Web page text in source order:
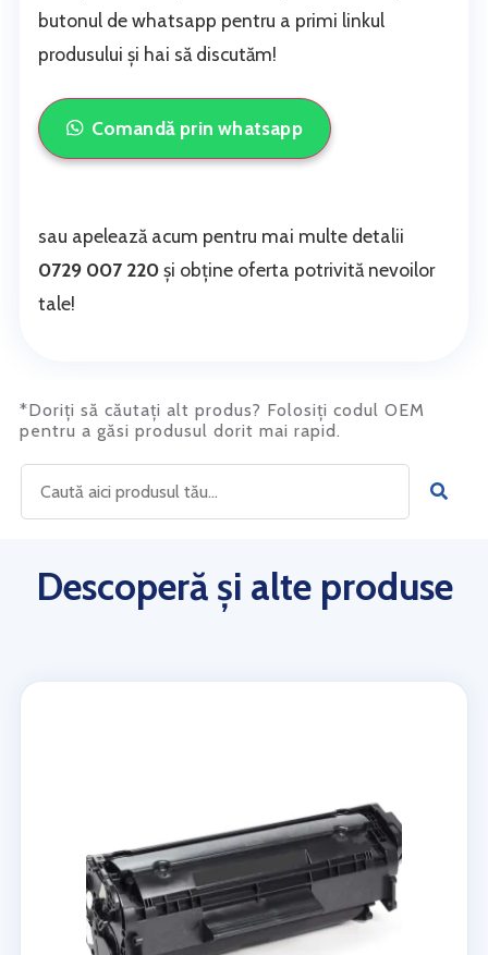
butonul de whatsapp pentru a primi linkul
produsului și hai să discutăm!
Comandă prin whatsapp
sau apelează acum pentru mai multe detalii
0729 007 220și obține oferta potrivită nevoilor
tale!
*Doriți să căutați alt produs? Folosiți codul OEM
pentru a găsi produsul dorit mai rapid.
Descoperă și alte produse